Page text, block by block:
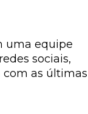
uma equipe
sociais,
as últimas